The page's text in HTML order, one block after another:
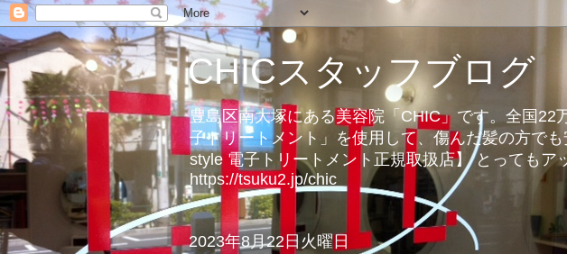
CHICスタッフブログ
豊島区南大塚にある美容院「CHIC」です。全国
子トリートメント」を使用して、傷んだ髪の方で
style 電子トリートメント正規取扱店】 とっても
https://tsuku2.jp/chic
2023年8月22日火曜日